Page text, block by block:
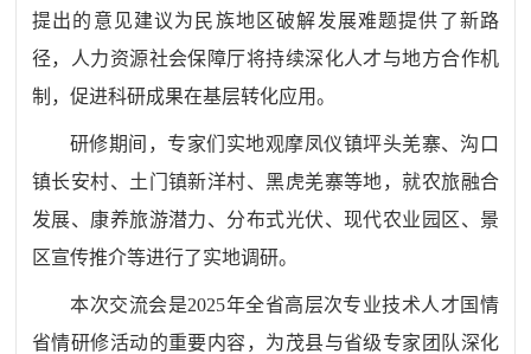
提出的意见建议为民族地区破解发展难题提供了新路
径，人力资源社会保障厅将持续深化人才与地方合作机
制，促进科研成果在基层转化应用。
研修期间，专家们实地观摩凤仪镇坪头羌寨、沟口
镇长安村、土门镇新洋村、黑虎羌寨等地，就农旅融合
发展、康养旅游潜力、分布式光伏、现代农业园区、景
区宣传推介等进行了实地调研。
本次交流会是2025年全省高层次专业技术人才国情
省情研修活动的重要内容，为茂县与省级专家团队深化